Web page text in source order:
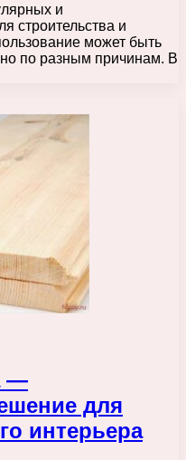
и
строительства и
может быть
по разным причинам. В
—
для
интерьера